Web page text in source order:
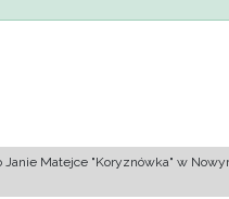
Matejce "Koryznówka" w